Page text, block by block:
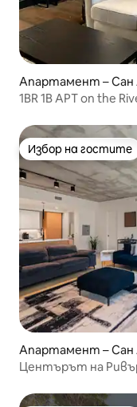
Апартамент –
1BR 1B APT on the
Избор на гостите
Избор на гостите
Апартамент –
Центърът на